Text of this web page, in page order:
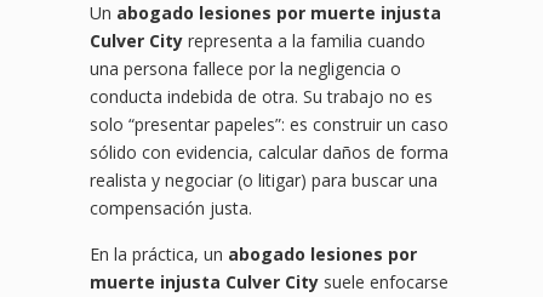
Un abogado lesiones por muerte injusta
Culver City representa a la familia cuando
una persona fallece por la negligencia o
conducta indebida de otra. Su trabajo no es
solo “presentar papeles”: es construir un caso
sólido con evidencia, calcular daños de forma
realista y negociar (o litigar) para buscar una
compensación justa.
En la práctica, un abogado lesiones por
muerte injusta Culver City suele enfocarse